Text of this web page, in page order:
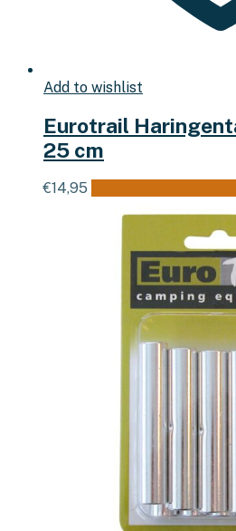
Add to wishlist
Eurotrail
25 cm
€14,95